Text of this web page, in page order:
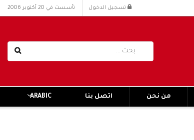
تسجيل الدخول تأسست في 20 أكتوبر 2006
من نحن اتصل بنا ARABIC